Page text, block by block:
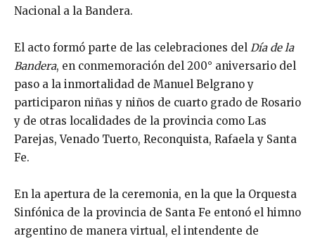
Nacional a la Bandera.
El acto formó parte de las celebraciones del Día de la
Bandera, en conmemoración del 200° aniversario del
paso a la inmortalidad de Manuel Belgrano y
participaron niñas y niños de cuarto grado de Rosario
y de otras localidades de la provincia como Las
Parejas, Venado Tuerto, Reconquista, Rafaela y Santa
Fe.
En la apertura de la ceremonia, en la que la Orquesta
Sinfónica de la provincia de Santa Fe entonó el himno
argentino de manera virtual, el intendente de